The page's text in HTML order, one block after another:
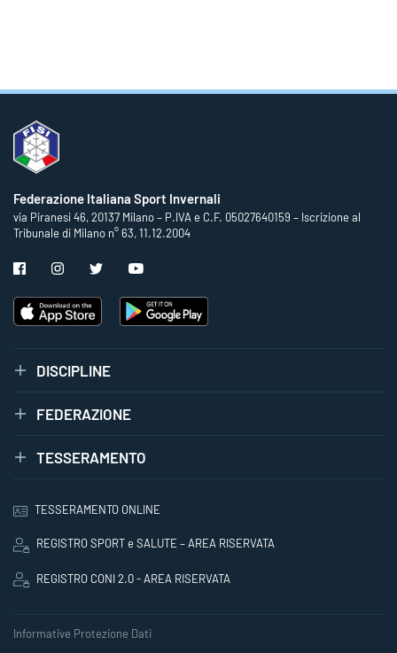
Federazione Italiana Sport Invernali
via Piranesi 46, 20137 Milano – P.IVA e C.F. 05027640159 – Iscrizione al
Tribunale di Milano n° 63, 11.12.2004
DISCIPLINE
FEDERAZIONE
TESSERAMENTO
TESSERAMENTO ONLINE
REGISTRO SPORT e SALUTE – AREA RISERVATA
REGISTRO CONI 2.0 - AREA RISERVATA
Informative Protezione Dati